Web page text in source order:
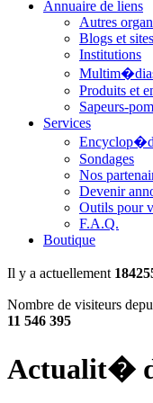
Annuaire de liens
Autres
Blogs et
Institutions
Produits et
Sapeurs-
Services
Sondages
Nos
Devenir
Outils pour
F.A.Q.
Boutique
Il y a actuellement
Nombre de visiteurs
11 546 395
Actualit�